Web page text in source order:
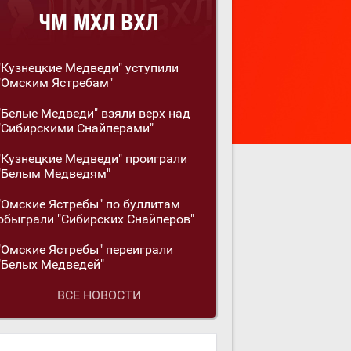
Медведи" уступили
Ястребам"
Медведи" взяли верх над
Снайперами"
Медведи" проиграли
Медведям"
Ястребы" по буллитам
"Сибирских Снайперов"
Ястребы" переиграли
Медведей"
ВСЕ НОВОСТИ